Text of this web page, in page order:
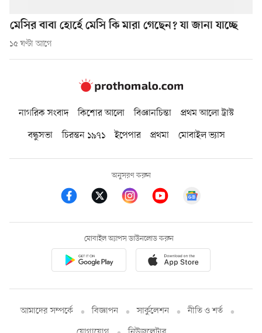
মেসির বাবা হোর্হে মেসি কি মারা গেছেন? যা জানা যাচ্ছে
১৫ ঘণ্টা আগে
নাগরিক সংবাদ কিশোর আলো বিজ্ঞানচিন্তা
প্রথম আলো ট্রাস্ট
বন্ধুসভা
চিরন্তন ১৯৭১ ইপেপার প্রথমা মোবাইল ভ্যাস
অনুসরণ করুন
মোবাইল অ্যাপস ডাউনলোড করুন
আমাদের সম্পর্কে বিজ্ঞাপন সার্কুলেশন
নীতি ও শর্ত